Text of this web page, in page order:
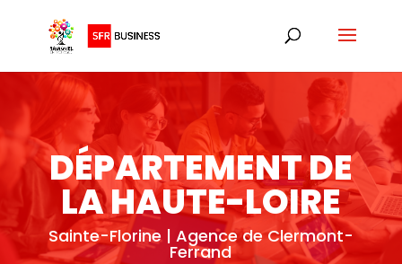
DÉPARTEMENT DE
LA HAUTE-LOIRE
Sainte-Florine | Agence de Clermont-
Ferrand